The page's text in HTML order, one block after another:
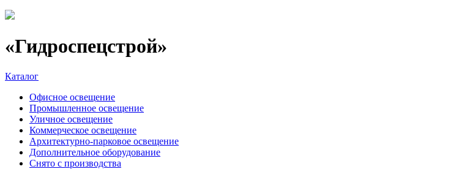
«Гидроспецстрой»
Каталог
Офисное освещение
Промышленное освещение
Уличное освещение
Коммерческое освещение
Архитектурно-парковое освещение
Дополнительное оборудование
Снято с производства